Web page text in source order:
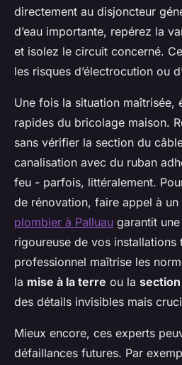
directement au disjoncteur
d’eau importante, repérez la
et isolez le circuit concerné.
les risques d’électrocution ou
Une fois la situation maîtrisée,
rapides du bricolage maison.
sans vérifier la section du
canalisation avec du ruban
feu - parfois, littéralement.
de rénovation, faire appel à un
plombier à Palluau garantit
rigoureuse de vos installations
professionnel maîtrise les
la mise à la terre ou la
des détails invisibles mais
Mieux encore, ces experts
défaillances futures. Par